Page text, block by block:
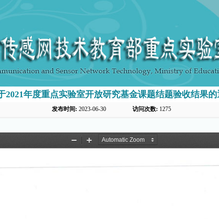
2021年度重点实验室开放研究基金课题结题验收结果
发布时间: 2023-06-30 访问次数: 1275